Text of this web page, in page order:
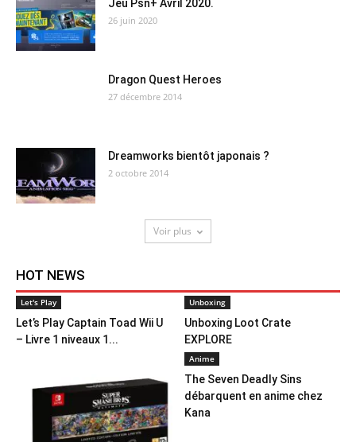
Jeu Psn+ Avril 2020.
26 juin 2020
Dragon Quest Heroes
27 décembre 2014
Dreamworks bientôt japonais ?
2 octobre 2014
Voir plus
HOT NEWS
Let's Play
Let’s Play Captain Toad Wii U
– Livre 1 niveaux 1...
Unboxing
Unboxing Loot Crate
EXPLORE
Anime
The Seven Deadly Sins
débarquent en anime chez
Kana